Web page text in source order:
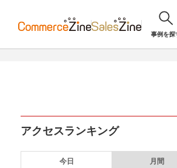
事例を探
アクセスランキング
今日 月間